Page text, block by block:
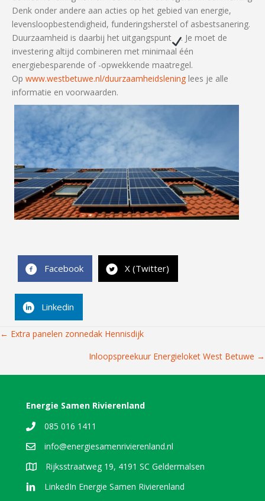
Denk onder andere aan acties op het gebied van energie,
levensloopbestendigheid, funderingsherstel of asbestsanering.
Duurzaamheid is daarbij het uitgangspunt
. Je moet de
investering altijd combineren met minimaal één
energiebesparende of -opwekkende maatregel.
Op www.westbetuwe.nl/duurzaamheidslening lees je alle
informatie en voorwaarden.
Facebook X (Twitter)
Linkedin
Posts
navigation
← Extra panelen zonnedak Hennisdijk
Inloopspreekuur Energieloket West Betuwe →
Energie Samen Rivierenland
085 016 1411
info@energiesamenrivierenland.nl
Rijksstraatweg 19, 4191 SC Geldermalsen
LinkedIn Energie Samen Rivierenland